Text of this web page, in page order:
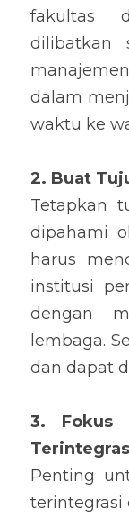
fakultas
dilibatkan
dalam
waktu ke
2. Buat
Tetapkan
dipahami
harus
institusi
dengan
lembaga.
dan dapat
3. Fokus
Penting
terintegrasi